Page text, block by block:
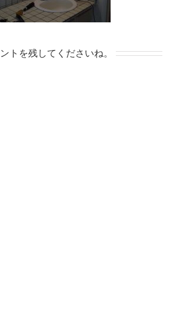
トを残してくださいね。